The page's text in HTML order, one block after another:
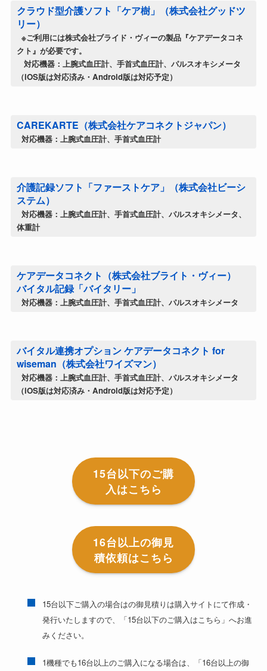
クラウド型介護ソフト「ケア樹」（株式会社グッドツ
リー）
※ご利用には株式会社ブライド・ヴィーの製品『ケアデータコネ
クト』が必要です。
対応機器：上腕式血圧計、手首式血圧計、パルスオキシメータ
（iOS版は対応済み・Android版は対応予定）
CAREKARTE（株式会社ケアコネクトジャパン）
対応機器：上腕式血圧計、手首式血圧計
介護記録ソフト「ファーストケア」（株式会社ビーシ
ステム）
対応機器：上腕式血圧計、手首式血圧計、パルスオキシメータ、
体重計
ケアデータコネクト（株式会社ブライト・ヴィー）
バイタル記録「バイタリー」
対応機器：上腕式血圧計、手首式血圧計、パルスオキシメータ
バイタル連携オプション ケアデータコネクト for
wiseman（株式会社ワイズマン）
対応機器：上腕式血圧計、手首式血圧計、パルスオキシメータ
（iOS版は対応済み・Android版は対応予定）
15台以下のご購
入はこちら
16台以上の御見
積依頼はこちら
15台以下ご購入の場合はの御見積りは購入サイトにて作成・
発行いたしますので、「15台以下のご購入はこちら」へお進
みください。
1機種でも16台以上のご購入になる場合は、「16台以上の御